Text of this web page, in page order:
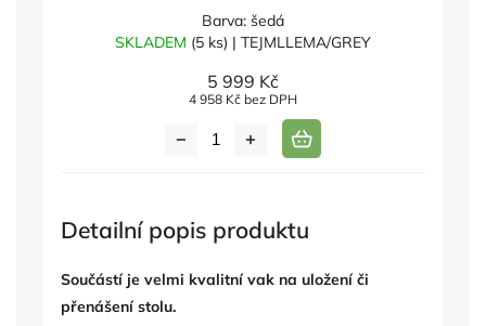
Barva: šedá
SKLADEM (5 ks) | TEJMLLEMA/GREY
5 999 Kč
4 958 Kč bez DPH
Detailní popis produktu
Součástí je velmi kvalitní vak na uložení či
přenášení stolu.